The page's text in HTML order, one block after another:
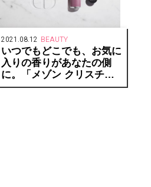
2021.08.12 BEAUTY
いつでもどこでも、お気に
入りの香りがあなたの側
に。「メゾン クリスチャ
ン ディオール」からラグ